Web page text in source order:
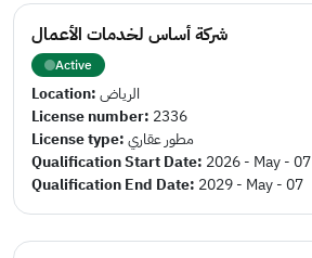
شركة أساس لخدمات الأعمال
Active
Location:الرياض
License number: 2336
License type:مطور عقاري
Qualification Start Date: 2026 - May - 07
Qualification End Date: 2029 - May - 07